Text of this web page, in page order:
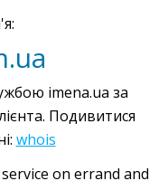
imena.ua за
Подивитися
whois
on errand and